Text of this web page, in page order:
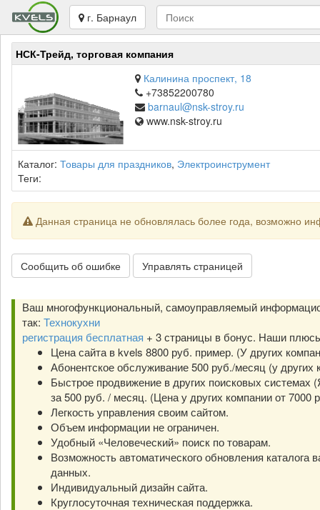
г. Барнаул
НСК-Трейд, торговая компания
Калинина проспект, 18
+73852200780
barnaul@nsk-stroy.ru
www.nsk-stroy.ru
Каталог: Товары для праздников, Электроинструмент
Теги:
Данная страница не обновлялась более года, возможно
Сообщить об ошибке Управлять страницей
Ваш многофункциональный, самоуправляемый
так: Технокухни
регистрация бесплатная + 3 страницы в бонус. Наши
Цена сайта в kvels 8800 руб. пример. (У других
Абонентское обслуживание 500 руб./месяц (у других
Быстрое продвижение в других поисковых системах
за 500 руб. / месяц. (Цена у других компании от 7000
Легкость управления своим сайтом.
Объем информации не ограничен.
Удобный «Человеческий» поиск по товарам.
Возможность автоматического обновления каталога
данных.
Индивидуальный дизайн сайта.
Круглосуточная техническая поддержка.